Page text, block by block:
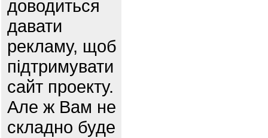
доводиться
давати
рекламу, щоб
підтримувати
сайт проекту.
Але ж Вам не
складно буде